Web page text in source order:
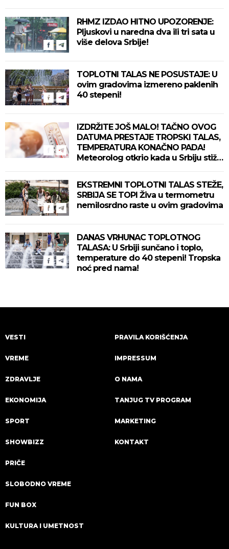
RHMZ IZDAO HITNO UPOZORENJE:
Pljuskovi u naredna dva ili tri sata u
više delova Srbije!
TOPLOTNI TALAS NE POSUSTAJE: U
ovim gradovima izmereno paklenih
40 stepeni!
IZDRŽITE JOŠ MALO! TAČNO OVOG
DATUMA PRESTAJE TROPSKI TALAS,
TEMPERATURA KONAČNO PADA!
Meteorolog otkrio kada u Srbiju stiže
EKSTREMNI TOPLOTNI TALAS STEŽE,
SRBIJA SE TOPI Živa u termometru
nemilosrdno raste u ovim gradovima
DANAS VRHUNAC TOPLOTNOG
TALASA: U Srbiji sunčano i toplo,
temperature do 40 stepeni! Tropska
noć pred nama!
VESTI
VREME
ZDRAVLJE
EKONOMIJA
SPORT
SHOWBIZZ
PRIČE
SLOBODNO VREME
FUN BOX
KULTURA I UMETNOST
PRAVILA KORIŠĆENJA
IMPRESSUM
O NAMA
TANJUG TV PROGRAM
MARKETING
KONTAKT